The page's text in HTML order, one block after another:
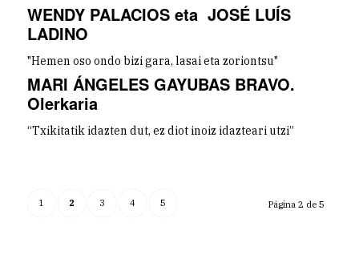
WENDY PALACIOS eta JOSÉ LUÍS
LADINO
"Hemen oso ondo bizi gara, lasai eta zoriontsu"
MARI ÁNGELES GAYUBAS BRAVO.
Olerkaria
“Txikitatik idazten dut, ez diot inoiz idazteari utzi”
Página 2 de 5
1 2 3 4 5